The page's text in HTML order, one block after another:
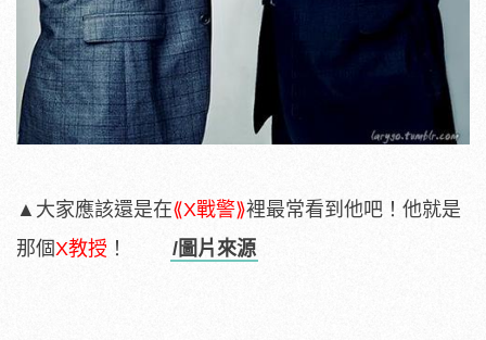
▲大家應該還是在⟪X戰警⟫裡最常看到他吧！他就是
那個X教授 ！ /圖片來源